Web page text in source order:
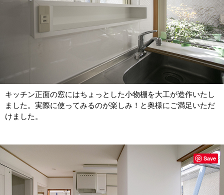
キッチン正面の窓にはちょっとした小物棚を大工が造作いたし
ました。実際に使ってみるのが楽しみ！と奥様にご満足いただ
けました。
Save